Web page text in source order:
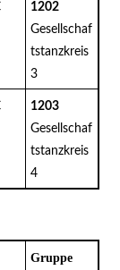
1202
Gesellschaf
tstanzkreis
3
1203
Gesellschaf
tstanzkreis
4
Gruppe